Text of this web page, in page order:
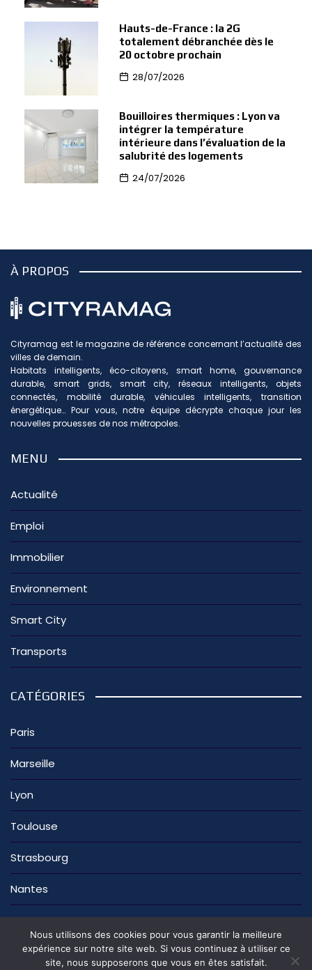
Hauts-de-France : la 2G
totalement débranchée dès le
20 octobre prochain
28/07/2026
Bouilloires thermiques : Lyon va
intégrer la température
intérieure dans l’évaluation de la
salubrité des logements
24/07/2026
À PROPOS
Cityramag est le magazine de référence concernant l’actualité des
villes de demain.
Habitats intelligents, éco-citoyens, smart home, gouvernance
durable, smart grids, smart city, réseaux intelligents, objets
connectés, mobilité durable, véhicules intelligents, transition
énergétique… Pour vous, notre équipe décrypte chaque jour les
nouvelles prouesses de nos métropoles.
MENU
Actualité
Emploi
Immobilier
Environnement
Smart City
Transports
CATÉGORIES
Paris
Marseille
Lyon
Toulouse
Strasbourg
Nantes
La rédaction Nous contacter Mentions légales
Nous utilisons des cookies pour vous garantir la meilleure
expérience sur notre site web. Si vous continuez à utiliser ce
site, nous supposerons que vous en êtes satisfait.